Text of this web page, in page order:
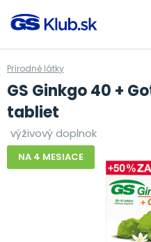
Prírodné látky
GS Ginkgo 40 +
tabliet
výživový doplnok
NA 4 MESIACE